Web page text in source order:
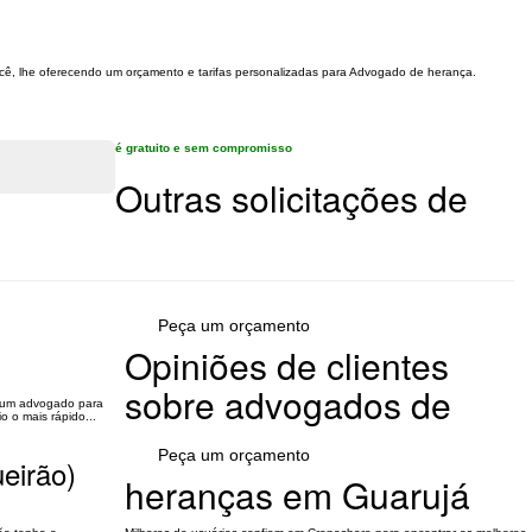
lhe oferecendo um orçamento e tarifas personalizadas para Advogado de herança.
é gratuito e sem compromisso
Outras solicitações de
advogado para
o mais rápido...
Peça um orçamento
Peça um orçamento
Opiniões de clientes
sobre advogados de
heranças em Guarujá